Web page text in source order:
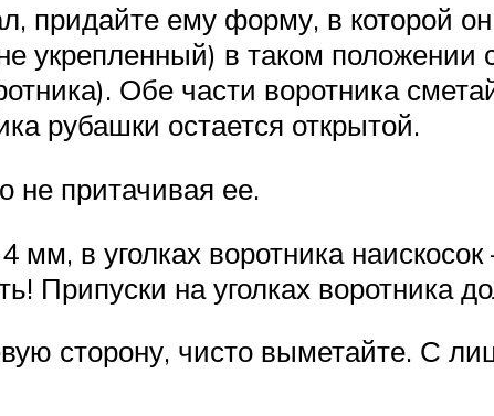
придайте ему форму, в которой
укрепленный) в таком
Обе части воротника
рубашки остается открытой.
не притачивая ее.
мм, в уголках воротника
Припуски на уголках
сторону, чисто выметайте. С